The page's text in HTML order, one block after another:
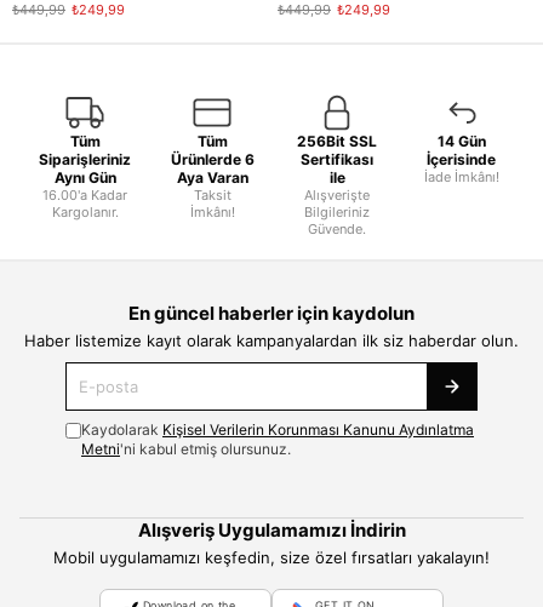
₺249,99
₺449,99
₺249,99
₺449,99
Tüm
Siparişleriniz
Aynı Gün
16.00'a Kadar
Kargolanır.
Tüm
Ürünlerde 6
Aya Varan
Taksit
İmkânı!
256Bit SSL
Sertifikası
ile
Alışverişte
Bilgileriniz
Güvende.
14 Gün
İçerisinde
İade İmkânı!
En güncel haberler için kaydolun
Haber listemize kayıt olarak kampanyalardan ilk siz haberdar olun.
Kaydolarak Kişisel Verilerin Korunması Kanunu Aydınlatma
Metni'ni kabul etmiş olursunuz.
Alışveriş Uygulamamızı İndirin
Mobil uygulamamızı keşfedin, size özel fırsatları yakalayın!